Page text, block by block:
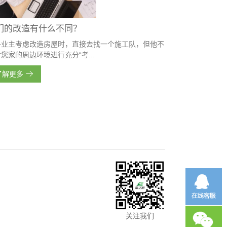
的改造有什么不同？
主考虑改造房屋时，直接去找一个施工队，但他不
家的周边环境进行充分“考...
解更多
关注我们